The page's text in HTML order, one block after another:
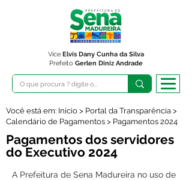
Prefeito Gerlen Diniz Andrade
Vice Elvis Dany Cunha da Silva
Você está em: Início > Portal da Transparência >
Calendário de Pagamentos > Pagamentos 2024
Pagamentos dos servidores
do Executivo 2024
A Prefeitura de Sena Madureira no uso de